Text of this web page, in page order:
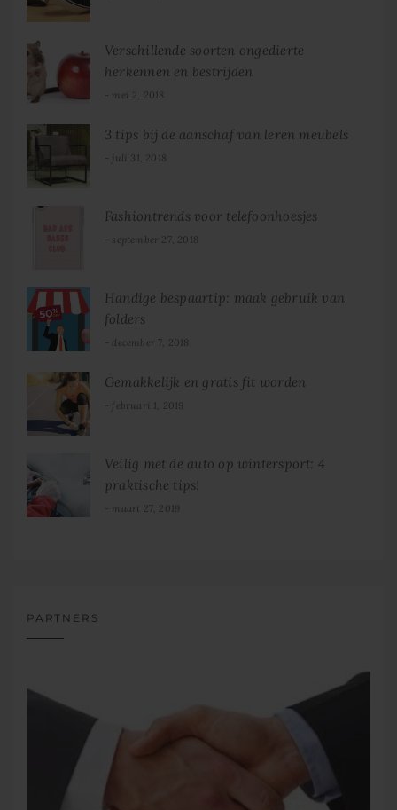
Verschillende soorten ongedierte
herkennen en bestrijden
mei 2, 2018
3 tips bij de aanschaf van leren meubels
juli 31, 2018
Fashiontrends voor telefoonhoesjes
september 27, 2018
Handige bespaartip: maak gebruik van
folders
december 7, 2018
Gemakkelijk en gratis fit worden
februari 1, 2019
Veilig met de auto op wintersport: 4
praktische tips!
maart 27, 2019
PARTNERS